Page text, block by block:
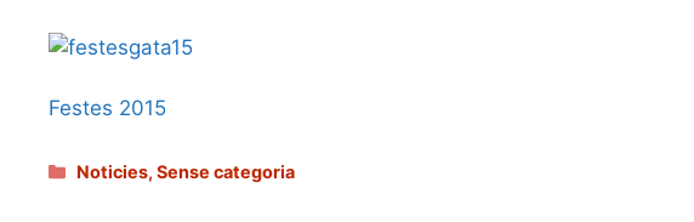
Festes 2015
Categories
Noticies,Sense categoria